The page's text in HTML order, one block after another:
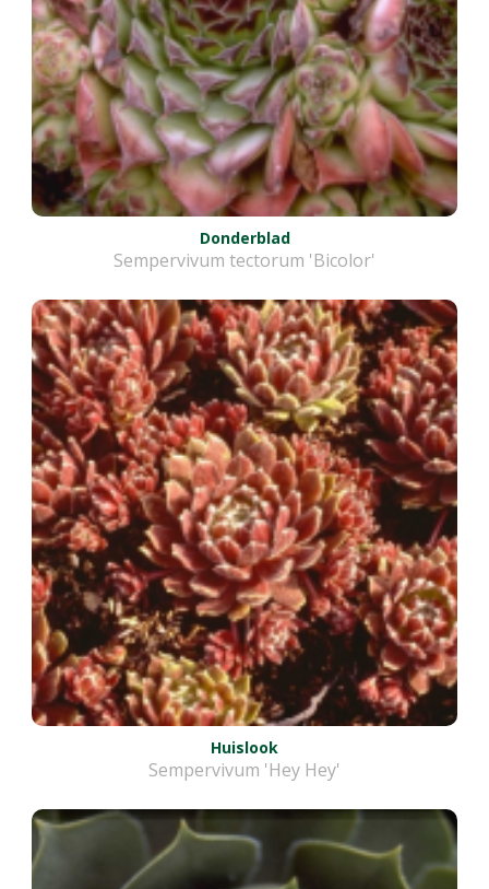
Donderblad
Sempervivum tectorum 'Bicolor'
Huislook
Sempervivum 'Hey Hey'